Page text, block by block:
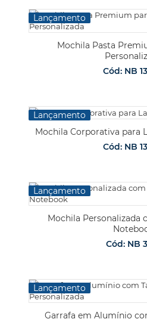
Lançamento
Mochila Pasta
Cód: NB
Lançamento
Mochila Corporativa para
Cód: NB
Lançamento
Mochila Personalizada
Cód: NB
Lançamento
Garrafa em Alumínio